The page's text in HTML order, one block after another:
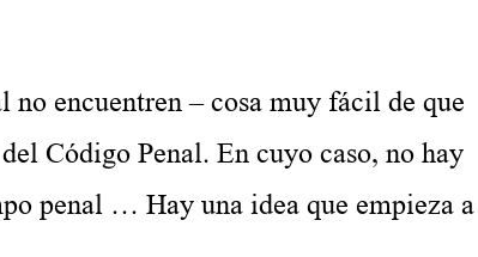
– cosa muy fácil de que
Código Penal. En cuyo caso, no hay
penal … Hay una idea que empieza a